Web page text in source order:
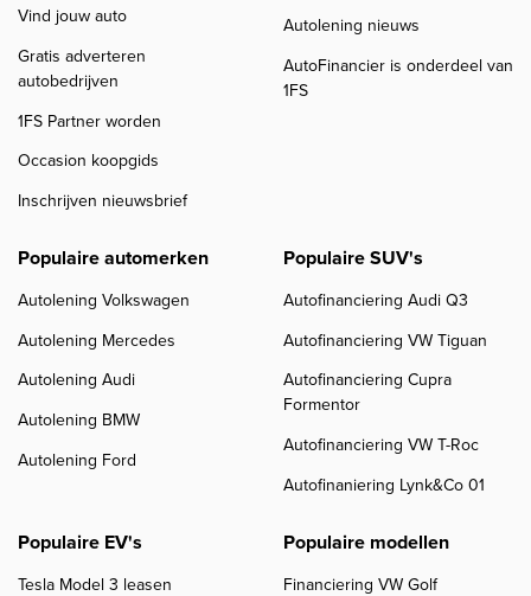
Vind jouw auto
Gratis adverteren
autobedrijven
1FS Partner worden
Occasion koopgids
Inschrijven nieuwsbrief
Autolening nieuws
AutoFinancier is onderdeel van
1FS
Populaire automerken
Autolening Volkswagen
Autolening Mercedes
Autolening Audi
Autolening BMW
Autolening Ford
Populaire SUV's
Autofinanciering Audi Q3
Autofinanciering VW Tiguan
Autofinanciering Cupra
Formentor
Autofinanciering VW T-Roc
Autofinaniering Lynk&Co 01
Populaire EV's
Tesla Model 3 leasen
Populaire modellen
Financiering VW Golf